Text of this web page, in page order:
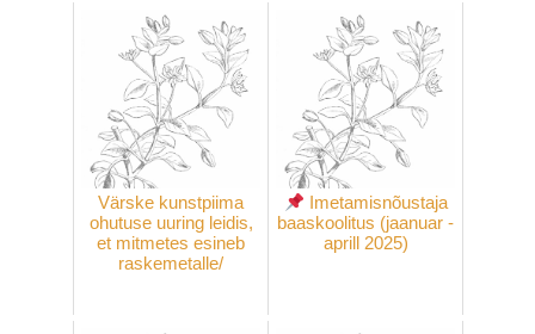
Värske kunstpiima
ohutuse uuring leidis,
et mitmetes esineb
raskemetalle/
Imetamisnõustaja
baaskoolitus (jaanuar -
aprill 2025)